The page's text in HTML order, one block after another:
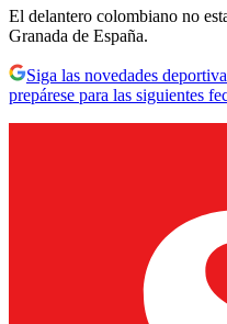
El delantero colombiano no
Granada de España.
Siga las novedades
prepárese para las siguientes